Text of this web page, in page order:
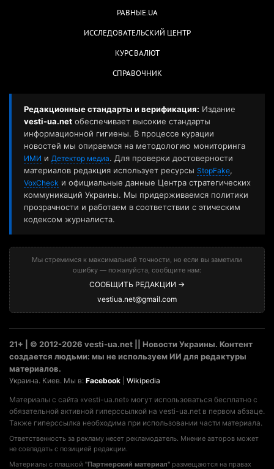
РАВНЫЕ.UA
ИССЛЕДОВАТЕЛЬСКИЙ ЦЕНТР
КУРС ВАЛЮТ
СПРАВОЧНИК
Редакционные стандарты и верификация: Издание
vesti-ua.net обеспечивает высокие стандарты
информационной гигиены. В процессе курации
новостей мы опираемся на методологию мониторинга
ИМИ и Детектор медиа. Для проверки достоверности
материалов редакция использует ресурсы StopFake,
VoxCheck и официальные данные Центра стратегических
коммуникаций Украины. Мы придерживаемся политики
прозрачности и работаем в соответствии с этическим
кодексом журналиста.
Мы стремимся к максимальной точности, но если вы заметили
ошибку — пожалуйста, сообщите нам:
СООБЩИТЬ РЕДАКЦИИ →
vestiua.net@gmail.com
21+ | © 2012-2026 vesti-ua.net || Новости Украины. Контент
создается людьми: мы не используем ИИ для редактуры
материалов.
Украина. Киев. Мы в: Facebook Wikipedia
Материалы с сайта «vesti-ua.net» могут использоваться бесплатно с
обязательной активной гиперссылкой на vesti-ua.net в первом абзаце.
Также гиперссылка необходима при использовании части материала.
Ответственность за рекламу несет рекламодатель. Мнение авторов может
не совпадать с позицией редакции.
Материалы с плашкой "Партнерский материал" размещаются на правах